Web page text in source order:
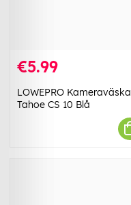
€5.99
LOWEPRO Kameraväska
Tahoe CS 10 Blå